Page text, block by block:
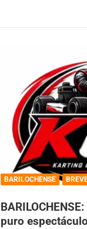
BARILOCHENSE
puro espectáculo